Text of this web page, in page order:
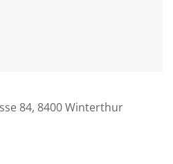
84, 8400 Winterthur